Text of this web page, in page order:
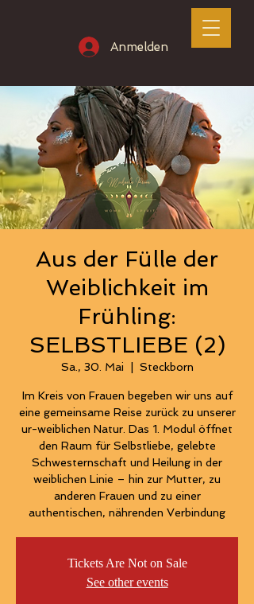
Anmelden
Aus der Fülle der
Weiblichkeit im
Frühling:
SELBSTLIEBE (2)
Sa., 30. Mai Steckborn
Im Kreis von Frauen begeben wir uns auf
eine gemeinsame Reise zurück zu unserer
ur-weiblichen Natur. Das 1. Modul öffnet
den Raum für Selbstliebe, gelebte
Schwesternschaft und Heilung in der
weiblichen Linie – hin zur Mutter, zu
anderen Frauen und zu einer
authentischen, nährenden Verbindung
Tickets Are Not on Sale
See other events